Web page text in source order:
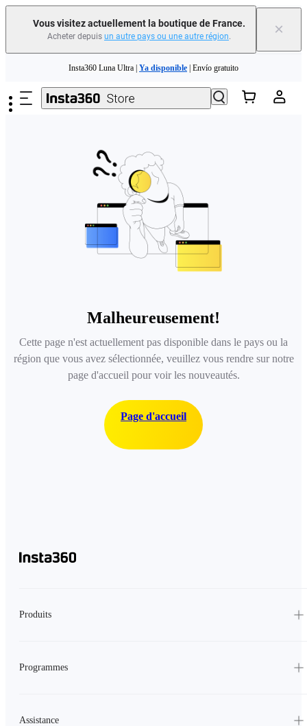
Vous visitez actuellement la boutique de France.
Acheter depuis un autre pays ou une autre région. ×
Need shopping help? | Chat with our experts now!
Insta360 Luna Ultra | Ya disponible | Envío gratuito
Malheureusement!
Cette page n'est actuellement pas disponible dans le pays ou la
région que vous avez sélectionnée, veuillez vous rendre sur notre
page d'accueil pour voir les nouveautés.
Page d'accueil
Produits
Programmes
Assistance